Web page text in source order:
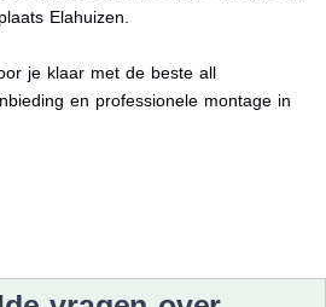
Elahuizen.
je klaar met de beste all
en professionele montage in